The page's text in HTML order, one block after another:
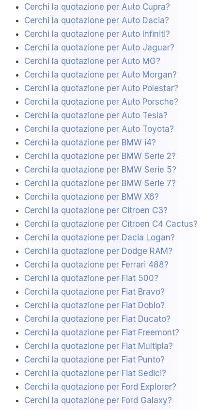
Cerchi la quotazione per Auto Cupra?
Cerchi la quotazione per Auto Dacia?
Cerchi la quotazione per Auto Infiniti?
Cerchi la quotazione per Auto Jaguar?
Cerchi la quotazione per Auto MG?
Cerchi la quotazione per Auto Morgan?
Cerchi la quotazione per Auto Polestar?
Cerchi la quotazione per Auto Porsche?
Cerchi la quotazione per Auto Tesla?
Cerchi la quotazione per Auto Toyota?
Cerchi la quotazione per BMW i4?
Cerchi la quotazione per BMW Serie 2?
Cerchi la quotazione per BMW Serie 5?
Cerchi la quotazione per BMW Serie 7?
Cerchi la quotazione per BMW X6?
Cerchi la quotazione per Citroen C3?
Cerchi la quotazione per Citroen C4 Cactus?
Cerchi la quotazione per Dacia Logan?
Cerchi la quotazione per Dodge RAM?
Cerchi la quotazione per Ferrari 488?
Cerchi la quotazione per Fiat 500?
Cerchi la quotazione per Fiat Bravo?
Cerchi la quotazione per Fiat Doblo?
Cerchi la quotazione per Fiat Ducato?
Cerchi la quotazione per Fiat Freemont?
Cerchi la quotazione per Fiat Multipla?
Cerchi la quotazione per Fiat Punto?
Cerchi la quotazione per Fiat Sedici?
Cerchi la quotazione per Ford Explorer?
Cerchi la quotazione per Ford Galaxy?